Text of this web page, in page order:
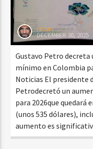
Beone Radio
rasco
DECEMBER 30, 2025
Gustavo Petro decreta
mínimo en Colombia
Noticias El presidente
Petrodecretó un
para 2026que quedará
(unos 535 dólares),
aumento es